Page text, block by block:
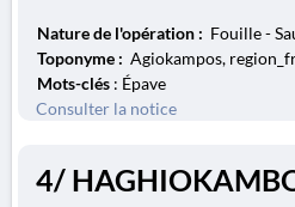
Nature de l'opération : Fouille -
Toponyme : Agiokampos,
Mots-clés : Épave
Consulter la notice
4/